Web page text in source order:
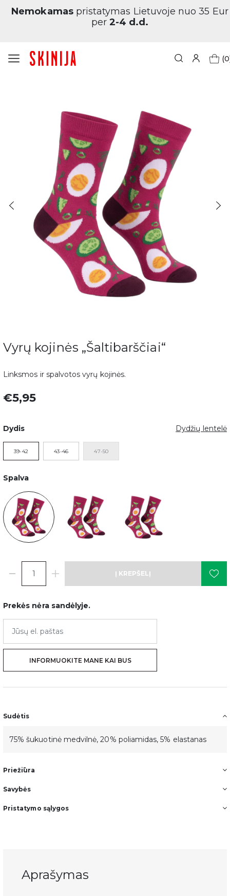
Nemokamaspristatymas Lietuvoje nuo 35 Eur
per 2-4 d.d.
Pagrindinis Vyrams
Vyrų kojinės „Šaltibarščiai“
Linksmos ir spalvotos vyrų kojinės.
€5,95
Dydis Dydžių lentelė
39-42 43-46 47-50
Spalva
Į KREPŠELĮ
Prekės nėra sandėlyje.
INFORMUOKITE MANE KAI BUS
Sudėtis
75% šukuotinė medvilnė, 20% poliamidas, 5% elastanas
Priežiūra
Savybės
Pristatymo sąlygos
Aprašymas
Gauk -10%
pirmam
Prisijunk ir pirmas sužinok apie naujas kolekcijas bei